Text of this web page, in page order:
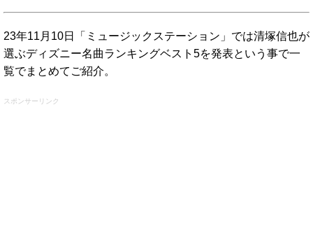
23年11月10日「ミュージックステーション」では清塚信也が
選ぶディズニー名曲ランキングベスト5を発表という事で一
覧でまとめてご紹介。
スポンサーリンク